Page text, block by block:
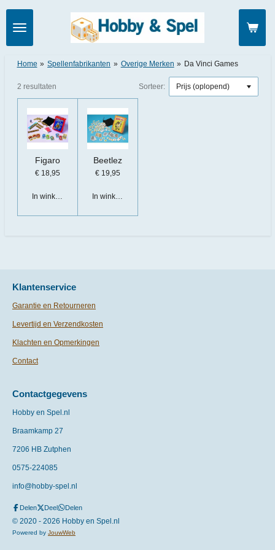
Ga
direct
naar
de
Home » Spellenfabrikanten » Overige Merken » Da Vinci Games
2 resultaten Sorteer:
Figaro
€ 18,95
In winkelwagen
Beetlez
€ 19,95
In winkelwagen
Klantenservice
Garantie en Retourneren
Levertijd en Verzendkosten
Klachten en Opmerkingen
Contact
Contactgegevens
Hobby en Spel.nl
Braamkamp 27
7206 HB Zutphen
0575-224085
info@hobby-spel.nl
Delen Deel Delen
© 2020 - 2026 Hobby en Spel.nl
Powered by JouwWeb